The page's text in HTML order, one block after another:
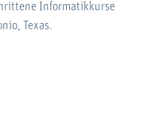
Informatikkurse
Texas.